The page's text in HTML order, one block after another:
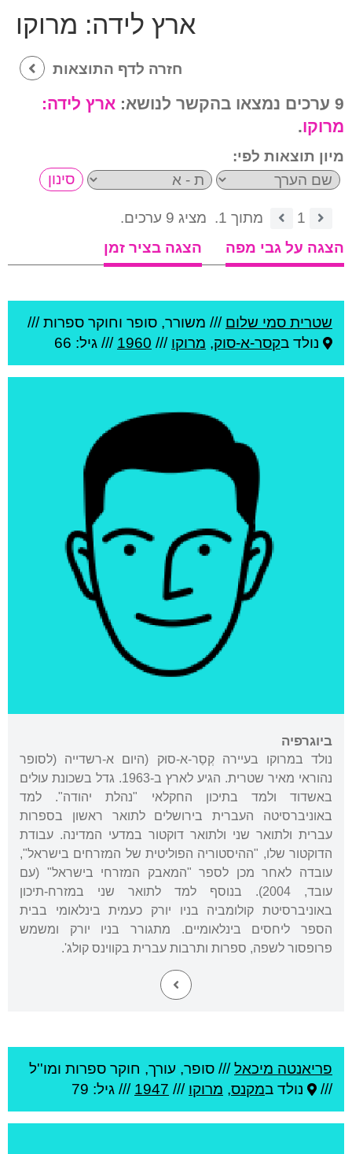
ארץ לידה: מרוקו
חזרה לדף התוצאות
9 ערכים נמצאו בהקשר לנושא:
ארץ לידה:
מרוקו.
מיון תוצאות לפי:
1 מתוך 1.
מציג 9 ערכים.
הצגה על גבי מפה
הצגה בציר זמן
שטרית סמי שלום /// משורר, סופר וחוקר ספרות ///
נולד בקסר-א-סוק, מרוקו ///
1960 /// גיל: 66
ביוגרפיה
נולד במרוקו בעיירה קְסַר-א-סוּק (היום א-רשדייה (לסופר
נהוראי מאיר שטרית. הגיע לארץ ב-1963. גדל בשכונת עולים
באשדוד ולמד בתיכון החקלאי "נהלת יהודה". למד
באוניברסיטה העברית בירושלים לתואר ראשון בספרות
עברית ולתואר שני ולתואר דוקטור במדעי המדינה. עבודת
הדוקטור שלו, "ההיסטוריה הפוליטית של המזרחים בישראל",
עובדה לאחר מכן לספר "המאבק המזרחי בישראל" (עם
עובד, 2004). בנוסף למד לתואר שני במזרח-תיכון
באוניברסיטת קולומביה בניו יורק כעמית בינלאומי בבית
הספר ליחסים בינלאומיים. מתגורר בניו יורק ומשמש
פרופסור לשפה, ספרות ותרבות עברית בקווינס קולג'.
פריאנטה מיכאל/// סופר, עורך, חוקר ספרות ומו''ל
///
נולד במקנס, מרוקו ///
1947 /// גיל: 79